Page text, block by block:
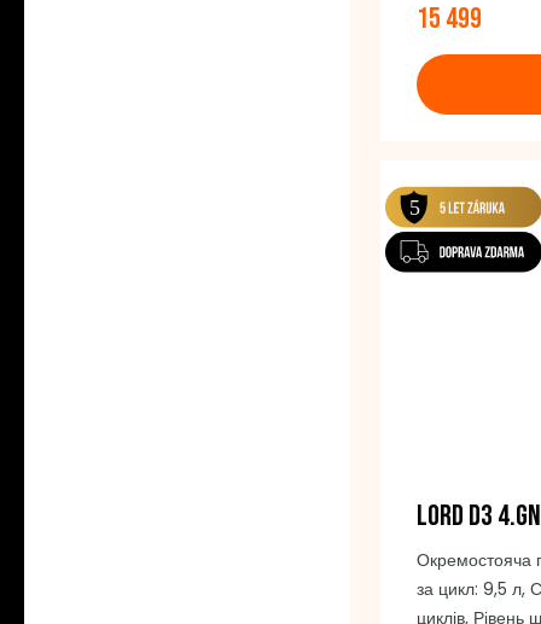
Автоматичне
Спосіб
сталі,
керування з
15 499
LORD D3 4.GN
Окремостояча
за цикл: 9,5 л,
циклів,